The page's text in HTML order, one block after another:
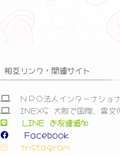
相互リンク・関連サイト
ＮＰＯ法人インターナショ
INEXS 大阪で国際、異文
LINE お友達追加
Facebook
instagram